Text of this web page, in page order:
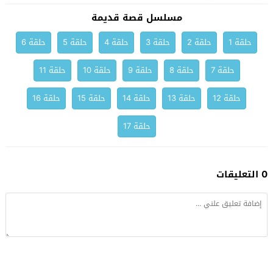
مسلسل قصة قديمة
حلقة 1 حلقة 2 حلقة 3 حلقة 4 حلقة 5
حلقة 6
حلقة 7
حلقة 8 حلقة 9 حلقة 10
حلقة 11
حلقة 12
حلقة 13 حلقة 14 حلقة 15
حلقة 16
حلقة 17
0 التعليقات